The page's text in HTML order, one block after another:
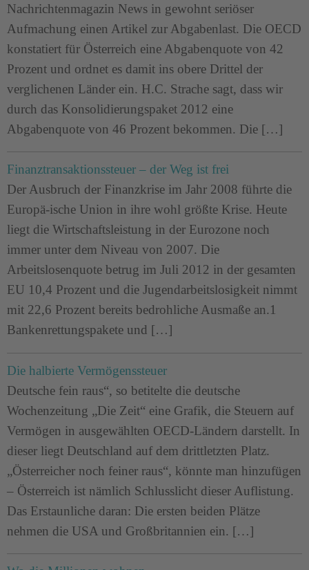
Nachrichtenmagazin News in gewohnt seriöser
Aufmachung einen Artikel zur Abgabenlast. Die OECD
konstatiert für Österreich eine Abgabenquote von 42
Prozent und ordnet es damit ins obere Drittel der
verglichenen Länder ein. H.C. Strache sagt, dass wir
durch das Konsolidierungspaket 2012 eine
Abgabenquote von 46 Prozent bekommen. Die […]
Finanztransaktionssteuer – der Weg ist frei
Der Ausbruch der Finanzkrise im Jahr 2008 führte die
Europä-ische Union in ihre wohl größte Krise. Heute
liegt die Wirtschaftsleistung in der Eurozone noch
immer unter dem Niveau von 2007. Die
Arbeitslosenquote betrug im Juli 2012 in der gesamten
EU 10,4 Prozent und die Jugendarbeitslosigkeit nimmt
mit 22,6 Prozent bereits bedrohliche Ausmaße an.1
Bankenrettungspakete und […]
Die halbierte Vermögenssteuer
Deutsche fein raus“, so betitelte die deutsche
Wochenzeitung „Die Zeit“ eine Grafik, die Steuern auf
Vermögen in ausgewählten OECD-Ländern darstellt. In
dieser liegt Deutschland auf dem drittletzten Platz.
„Österreicher noch feiner raus“, könnte man hinzufügen
– Österreich ist nämlich Schlusslicht dieser Auflistung.
Das Erstaunliche daran: Die ersten beiden Plätze
nehmen die USA und Großbritannien ein. […]